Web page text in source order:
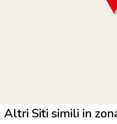
Altri Siti simili in